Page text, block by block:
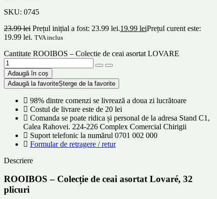
SKU: 0745
23.99lei Prețul inițial a fost: 23.99 lei.19.99 leiPrețul curent este:
19.99 lei. TVA inclus
Cantitate ROOIBOS – Colectie de ceai asortat LOVARE
Adaugă în coș
Adaugă la favoriteȘterge de la favorite
98% dintre comenzi se livrează a doua zi lucrătoare
Costul de livrare este de 20 lei
Comanda se poate ridica și personal de la adresa Stand C1,
Calea Rahovei. 224-226 Complex Comercial Chirigii
Suport telefonic la numărul 0701 002 000
Formular de retragere / retur
Descriere
ROOIBOS – Colecție de ceai asortat Lovaré, 32
plicuri